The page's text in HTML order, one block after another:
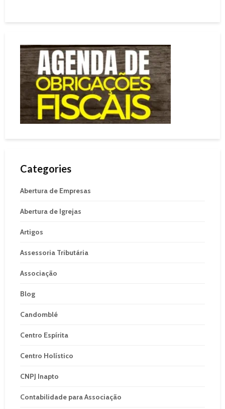
Categories
Abertura de Empresas
Abertura de Igrejas
Artigos
Assessoria Tributária
Associação
Blog
Candomblé
Centro Espírita
Centro Holístico
CNPJ Inapto
Contabilidade para Associação